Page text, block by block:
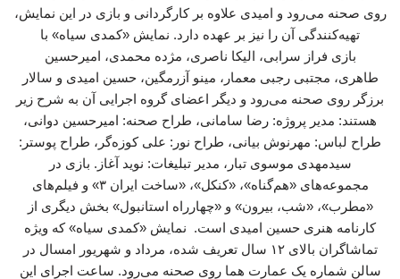
روی صحنه می‌رود و امیدی علاوه بر کارگردانی و بازی در این نمایش،
تهیه‌کنندگی آن را نیز بر عهده دارد. نمایش «کمدی سیاه» با
بازی فراز ‌سرابی، الیکا ‌ناصری، مژده محمدی، امیرحسین
‌طاهری، مجتبی ‌رجبی ‌معمار، مینو ‌آزرمگین، حسین ‌امیدی و سالار
‌برزگر روی صحنه می‌رود و دیگر اعضای گروه اجرایی آن به شرح زیر
هستند: مدیر پروژه: رضا ‌سامانی، طراح صحنه: امیرحسین ‌دوانی،
طراح لباس: مهرنوش ‌بیانی، طراح نور: علی ‌کوزه‌گر، طراح پوستر:
سیدمهدی ‌موسوی ‌تبار، مدیر تبلیغات: نوید ‌آغاز. بازی در
مجموعه‌های «هم‌گناه»، «کنکل»، «ساخت ایران ۳» و فیلم‌های
«مطرب»، «شب، بیرون» و «چهارراه استانبول» بخش دیگری از
کارنامه هنری حسین امیدی است. نمایش «کمدی سیاه» که ویژه
تماشاگران بالای ۱۲ سال تعریف شده، مرداد و شهریور امسال در
سالن شماره یک عمارت هما روی صحنه می‌رود. ساعت اجرای این